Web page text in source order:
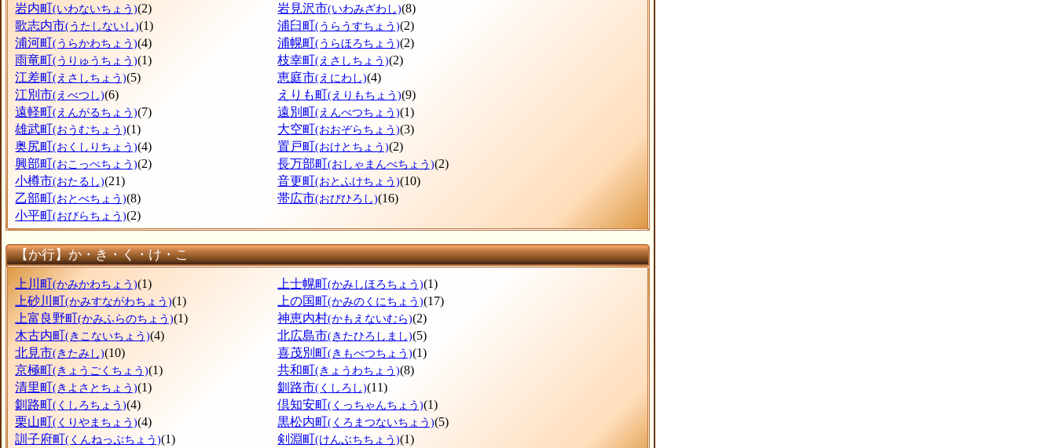
岩内町(いわないちょう)(2) 岩見沢市(いわみざわし)(8)
歌志内市(うたしないし)(1) 浦臼町(うらうすちょう)(2)
浦河町(うらかわちょう)(4) 浦幌町(うらほろちょう)(2)
雨竜町(うりゅうちょう)(1) 枝幸町(えさしちょう)(2)
江差町(えさしちょう)(5) 恵庭市(えにわし)(4)
江別市(えべつし)(6) えりも町(えりもちょう)(9)
遠軽町(えんがるちょう)(7) 遠別町(えんべつちょう)(1)
雄武町(おうむちょう)(1) 大空町(おおぞらちょう)(3)
奥尻町(おくしりちょう)(4) 置戸町(おけとちょう)(2)
興部町(おこっぺちょう)(2) 長万部町(おしゃまんべちょう)(2)
小樽市(おたるし)(21) 音更町(おとふけちょう)(10)
乙部町(おとべちょう)(8) 帯広市(おびひろし)(16)
小平町(おびらちょう)(2)
【か行】か・き・く・け・こ
上川町(かみかわちょう)(1) 上士幌町(かみしほろちょう)(1)
上砂川町(かみすながわちょう)(1) 上の国町(かみのくにちょう)(17)
上富良野町(かみふらのちょう)(1) 神恵内村(かもえないむら)(2)
木古内町(きこないちょう)(4) 北広島市(きたひろしまし)(5)
北見市(きたみし)(10) 喜茂別町(きもべつちょう)(1)
京極町(きょうごくちょう)(1) 共和町(きょうわちょう)(8)
清里町(きよさとちょう)(1) 釧路市(くしろし)(11)
釧路町(くしろちょう)(4) 倶知安町(くっちゃんちょう)(1)
栗山町(くりやまちょう)(4) 黒松内町(くろまつないちょう)(5)
訓子府町(くんねっぷちょう)(1) 剣淵町(けんぶちちょう)(1)